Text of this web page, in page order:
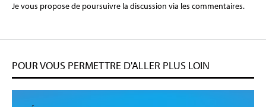
Je vous propose de poursuivre la discussion via les commentaires.
POUR VOUS PERMETTRE D'ALLER PLUS LOIN